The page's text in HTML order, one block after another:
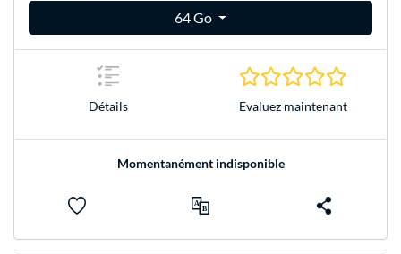
64 Go
Détails Evaluez maintenant
Momentanément indisponible